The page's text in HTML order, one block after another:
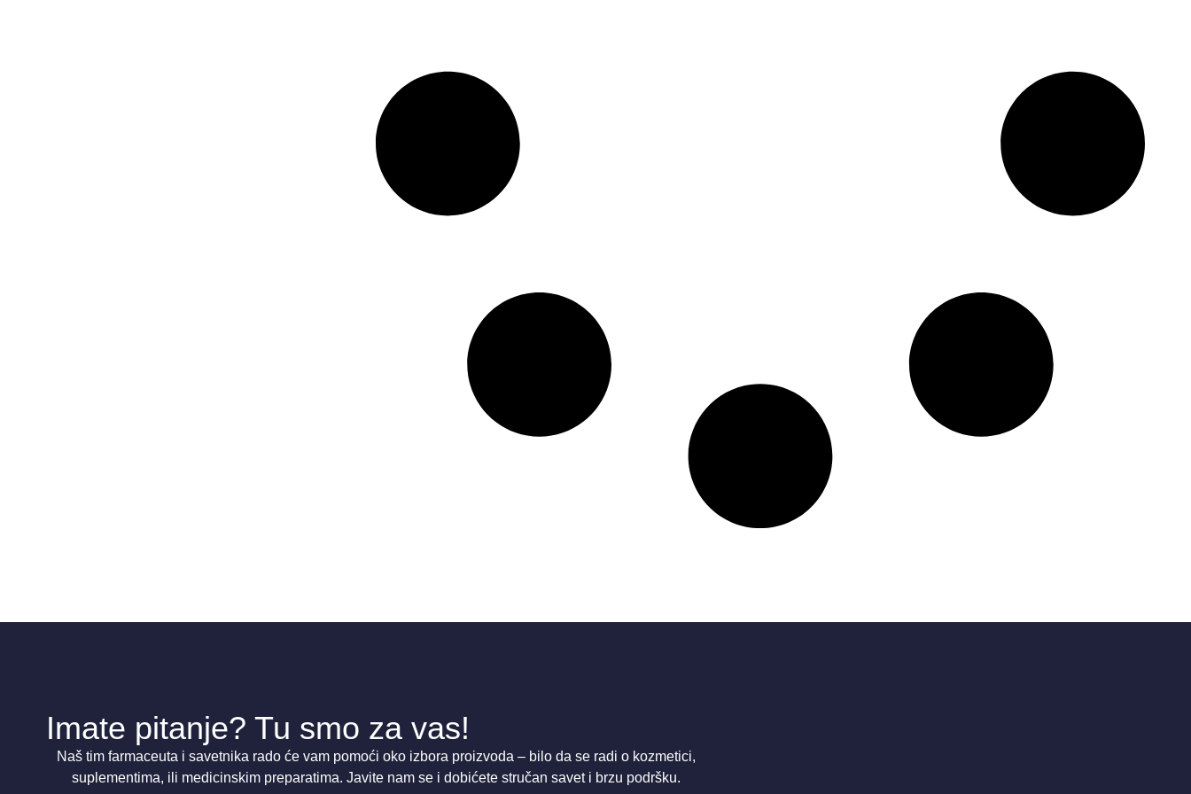
Imate pitanje? Tu smo za vas!
Naš tim farmaceuta i savetnika rado će vam pomoći oko izbora proizvoda – bilo da se radi o kozmetici,
suplementima, ili medicinskim preparatima. Javite nam se i dobićete stručan savet i brzu podršku.